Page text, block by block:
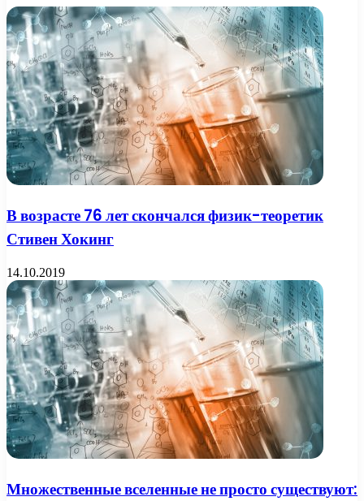
В возрасте 76 лет скончался физик-теоретик
Стивен Хокинг
14.10.2019
Множественные вселенные не просто существуют: